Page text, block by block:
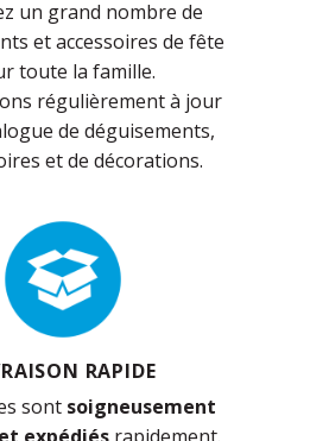
un grand nombre de
et accessoires de fête
toute la famille.
régulièrement à jour
de déguisements,
et de décorations.
RAPIDE
sont soigneusement